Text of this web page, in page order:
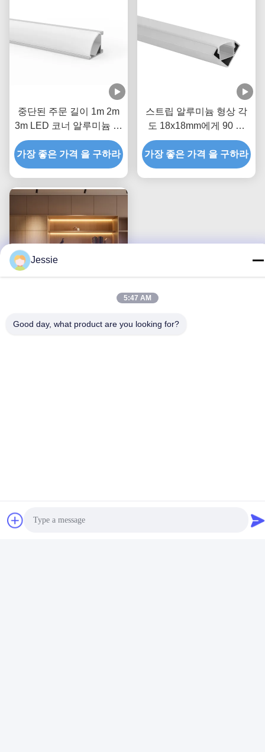
중단된 주문 길이 1m 2m
3m LED 코너 알루미늄 단
면도 은
가장 좋은 가격 을 구하라
스트립 알루미늄 형상 각
도 18x18mm에게 90 도
LED 코너 알루미늄 프로
필을 보내게 했습니다
가장 좋은 가격 을 구하라
90 급 45 급 수호신 프로필
jessie@leds-kc.com
Jessie
5:47 AM
Good day, what product are you looking for?